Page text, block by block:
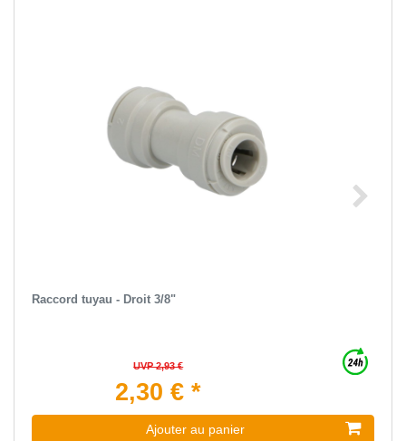
Raccord tuyau - Droit 3/8"
UVP 2,93 €
2,30 € *
Ajouter au panier